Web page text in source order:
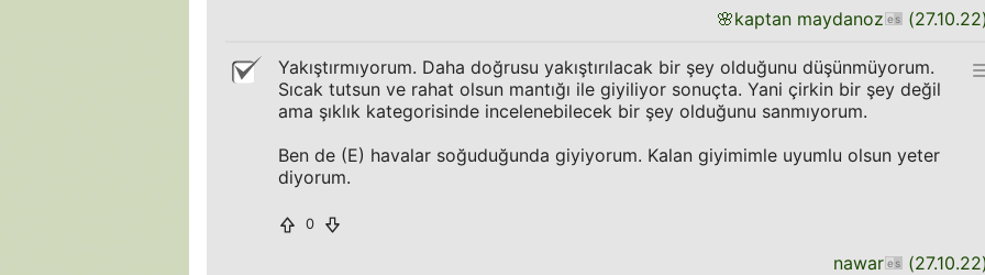
🌸kaptan maydanoz (27.10.22
Yakıştırmıyorum. Daha doğrusu yakıştırılacak bir şey olduğunu düşünmüyorum.
Sıcak tutsun ve rahat olsun mantığı ile giyiliyor sonuçta. Yani çirkin bir şey değil
ama şıklık kategorisinde incelenebilecek bir şey olduğunu sanmıyorum.
Ben de (E) havalar soğuduğunda giyiyorum. Kalan giyimimle uyumlu olsun yeter
diyorum.
0
nawar (27.10.22